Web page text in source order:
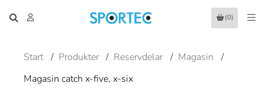
(0)
Start / Produkter / Reservdelar / Magasin
/
Magasin catch x-five, x-six